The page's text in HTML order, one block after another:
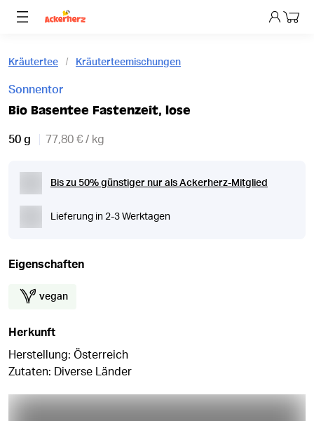
Dein
Kräutertee Kräuterteemischungen
Sonnentor
Bio Basentee Fastenzeit, lose
50 g 77,80 € / kg
Bis zu 50% günstiger nur als Ackerherz-Mitglied
Lieferung in 2-3 Werktagen
Eigenschaften
vegan
Herkunft
Herstellung: Österreich
Zutaten: Diverse Länder